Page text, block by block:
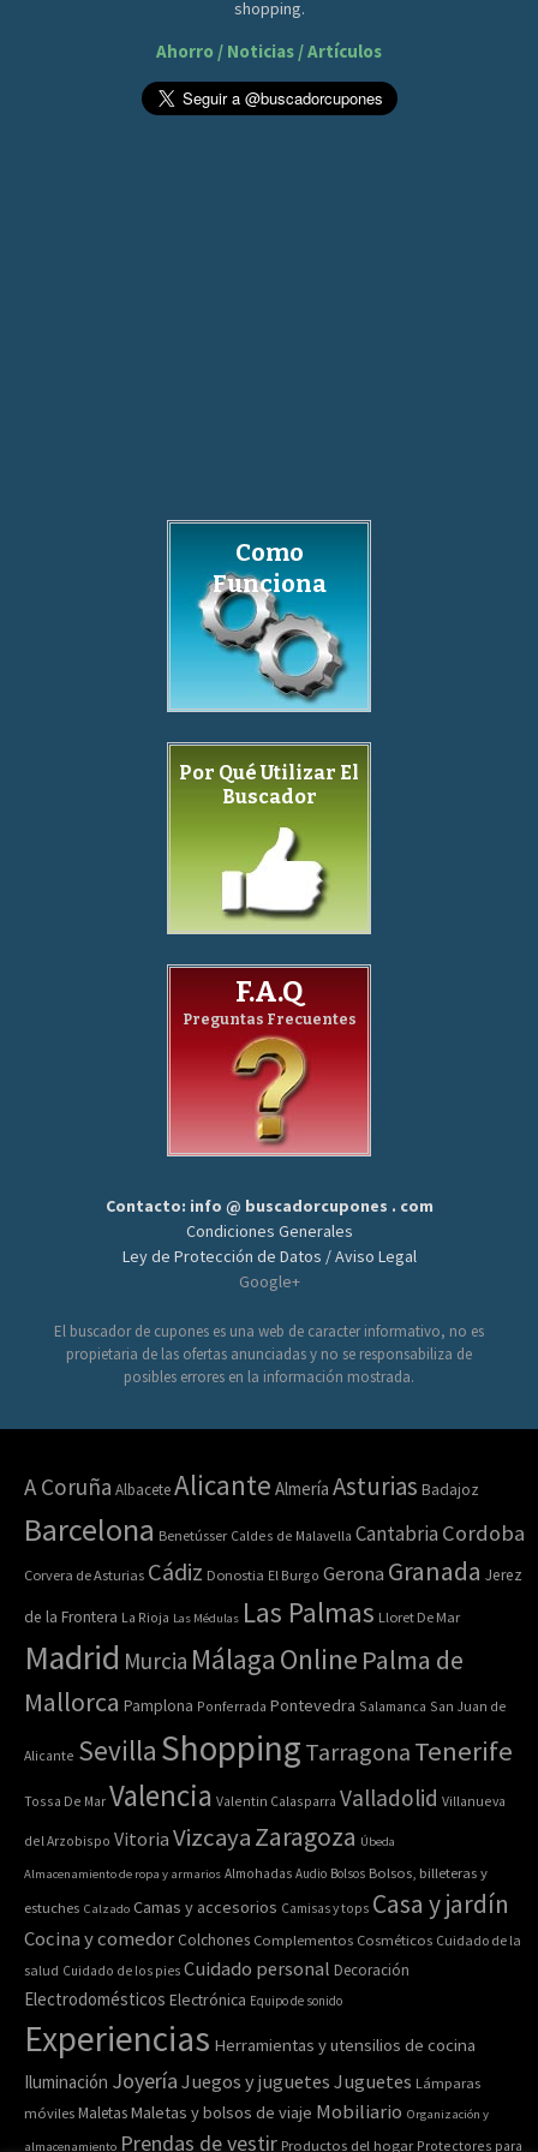
shopping.
Ahorro / Noticias / Artículos
Como
Funciona
Por Qué Utilizar El
Buscador
F.A.Q
Preguntas Frecuentes
Contacto: info @ buscadorcupones . com
Condiciones Generales
Ley de Protección de Datos / Aviso Legal
Google+
El buscador de cupones es una web de caracter informativo, no es
propietaria de las ofertas anunciadas y no se responsabiliza de
posibles errores en la información mostrada.
A Coruña AlbaceteAlicante Almería Asturias Badajoz
Barcelona Benetússer Caldes de Malavella Cantabria Cordoba
Corvera de Asturias Cádiz Donostia El Burgo Gerona Granada Jerez
de la Frontera La Rioja Las Médulas Las Palmas Lloret De Mar
Madrid Murcia Málaga Online Palma de
Mallorca Pamplona Ponferrada Pontevedra Salamanca San Juan de
Alicante Sevilla Shopping Tarragona Tenerife
Tossa De Mar Valencia Valentin Calasparra Valladolid Villanueva
del Arzobispo Vitoria VizcayaZaragoza Úbeda
Almacenamiento de ropa y armarios Almohadas Audio Bolsos Bolsos, billeteras y
estuches Calzado Camas y accesorios Camisas y tops Casa y jardín
Cocina y comedor Colchones Complementos Cosméticos Cuidado de la
salud Cuidado de los pies Cuidado personal Decoración
Electrodomésticos Electrónica Equipo de sonido
Experiencias Herramientas y utensilios de cocina
Iluminación Joyería Juegos y juguetes Juguetes Lámparas
móviles MaletasMaletas y bolsos de viaje Mobiliario Organización y
almacenamiento Prendas de vestir Productos del hogar Protectores para